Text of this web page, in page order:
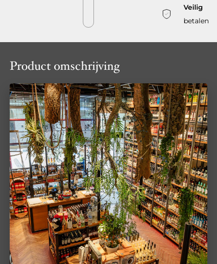
Veilig
betalen
Product omschrijving